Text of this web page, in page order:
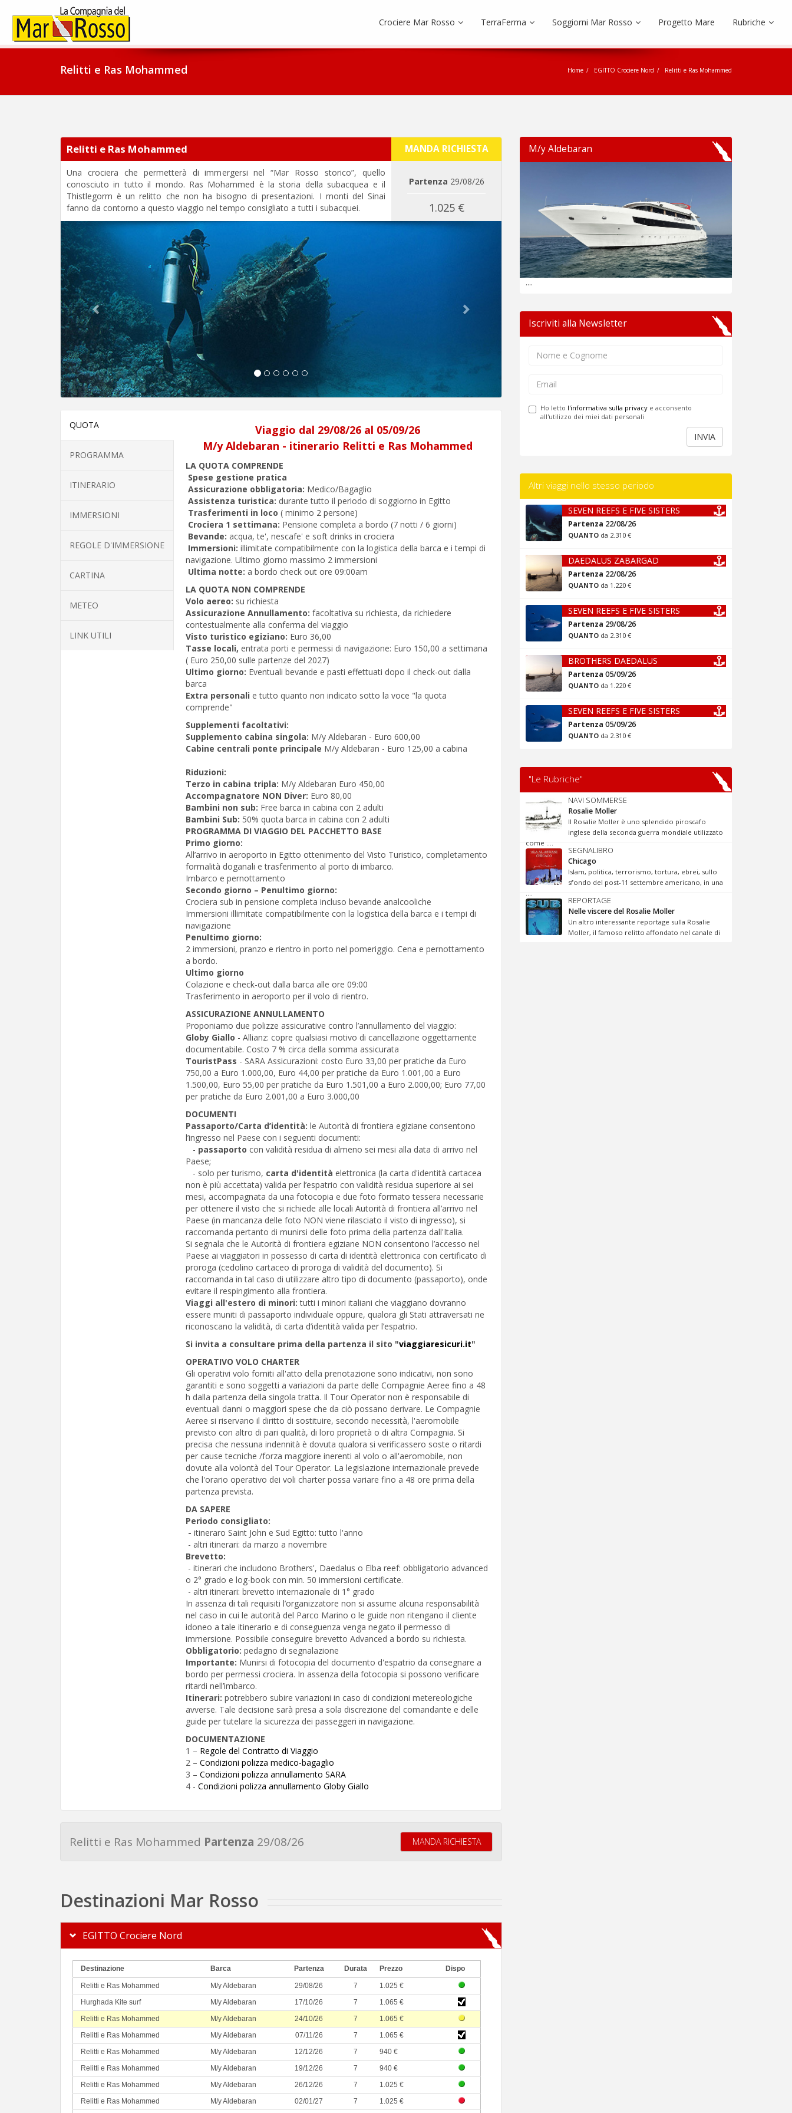
Crociere Mar Rosso TerraFerma Soggiorni Mar Rosso Progetto Mare Rubriche
Relitti e Ras Mohammed Home EGITTO Crociere Nord Relitti e Ras Mohammed
Relitti e Ras Mohammed
Una crociera che permetterà di immergersi nel “Mar Rosso storico”, quello
conosciuto in tutto il mondo. Ras Mohammed è la storia della subacquea e il
Thistlegorm è un relitto che non ha bisogno di presentazioni. I monti del Sinai
fanno da contorno a questo viaggio nel tempo consigliato a tutti i subacquei.
MANDA RICHIESTA
Partenza 29/08/26
1.025 €
Previous Next
QUOTA
PROGRAMMA
ITINERARIO
IMMERSIONI
REGOLE D'IMMERSIONE
CARTINA
METEO
LINK UTILI
Viaggio dal 29/08/26 al 05/09/26
M/y Aldebaran - itinerario Relitti e Ras Mohammed
LA QUOTA COMPRENDE
Spese gestione pratica
Assicurazione obbligatoria: Medico/Bagaglio
Assistenza turistica: durante tutto il periodo di soggiorno in Egitto
Trasferimenti in loco ( minimo 2 persone)
Crociera 1 settimana: Pensione completa a bordo (7 notti / 6 giorni)
Bevande: acqua, te', nescafe' e soft drinks in crociera
Immersioni: illimitate compatibilmente con la logistica della barca e i tempi di
navigazione. Ultimo giorno massimo 2 immersioni
Ultima notte: a bordo check out ore 09:00am
LA QUOTA NON COMPRENDE
Volo aereo: su richiesta
Assicurazione Annullamento: facoltativa su richiesta, da richiedere
contestualmente alla conferma del viaggio
Visto turistico egiziano: Euro 36,00
Tasse locali, entrata porti e permessi di navigazione: Euro 150,00 a settimana
( Euro 250,00 sulle partenze del 2027)
Ultimo giorno: Eventuali bevande e pasti effettuati dopo il check-out dalla
barca
Extra personali e tutto quanto non indicato sotto la voce "la quota
comprende"
Supplementi facoltativi:
Supplemento cabina singola: M/y Aldebaran - Euro 600,00
Cabine centrali ponte principale M/y Aldebaran - Euro 125,00 a cabina
Riduzioni:
Terzo in cabina tripla: M/y Aldebaran Euro 450,00
Accompagnatore NON Diver: Euro 80,00
Bambini non sub: Free barca in cabina con 2 adulti
Bambini Sub: 50% quota barca in cabina con 2 adulti
PROGRAMMA DI VIAGGIO DEL PACCHETTO BASE
Primo giorno:
All’arrivo in aeroporto in Egitto ottenimento del Visto Turistico, completamento
formalità doganali e trasferimento al porto di imbarco.
Imbarco e pernottamento
Secondo giorno – Penultimo giorno:
Crociera sub in pensione completa incluso bevande analcooliche
Immersioni illimitate compatibilmente con la logistica della barca e i tempi di
navigazione
Penultimo giorno:
2 immersioni, pranzo e rientro in porto nel pomeriggio. Cena e pernottamento
a bordo.
Ultimo giorno
Colazione e check-out dalla barca alle ore 09:00
Trasferimento in aeroporto per il volo di rientro.
ASSICURAZIONE ANNULLAMENTO
Proponiamo due polizze assicurative contro l’annullamento del viaggio:
Globy Giallo - Allianz: copre qualsiasi motivo di cancellazione oggettamente
documentabile. Costo 7 % circa della somma assicurata
TouristPass - SARA Assicurazioni: costo Euro 33,00 per pratiche da Euro
750,00 a Euro 1.000,00, Euro 44,00 per pratiche da Euro 1.001,00 a Euro
1.500,00, Euro 55,00 per pratiche da Euro 1.501,00 a Euro 2.000,00; Euro 77,00
per pratiche da Euro 2.001,00 a Euro 3.000,00
DOCUMENTI
Passaporto/Carta d’identità: le Autorità di frontiera egiziane consentono
l’ingresso nel Paese con i seguenti documenti:
- passaporto con validità residua di almeno sei mesi alla data di arrivo nel
Paese;
- solo per turismo, carta d'identità elettronica (la carta d'identità cartacea
non è più accettata) valida per l’espatrio con validità residua superiore ai sei
mesi, accompagnata da una fotocopia e due foto formato tessera necessarie
per ottenere il visto che si richiede alle locali Autorità di frontiera all’arrivo nel
Paese (in mancanza delle foto NON viene rilasciato il visto di ingresso), si
raccomanda pertanto di munirsi delle foto prima della partenza dall'Italia.
Si segnala che le Autorità di frontiera egiziane NON consentono l’accesso nel
Paese ai viaggiatori in possesso di carta di identità elettronica con certificato di
proroga (cedolino cartaceo di proroga di validità del documento). Si
raccomanda in tal caso di utilizzare altro tipo di documento (passaporto), onde
evitare il respingimento alla frontiera.
Viaggi all'estero di minori: tutti i minori italiani che viaggiano dovranno
essere muniti di passaporto individuale oppure, qualora gli Stati attraversati ne
riconoscano la validità, di carta d’identità valida per l’espatrio.
Si invita a consultare prima della partenza il sito "viaggiaresicuri.it"
OPERATIVO VOLO CHARTER
Gli operativi volo forniti all'atto della prenotazione sono indicativi, non sono
garantiti e sono soggetti a variazioni da parte delle Compagnie Aeree fino a 48
h dalla partenza della singola tratta. Il Tour Operator non è responsabile di
eventuali danni o maggiori spese che da ciò possano derivare. Le Compagnie
Aeree si riservano il diritto di sostituire, secondo necessità, l'aeromobile
previsto con altro di pari qualità, di loro proprietà o di altra Compagnia. Si
precisa che nessuna indennità è dovuta qualora si verificassero soste o ritardi
per cause tecniche /forza maggiore inerenti al volo o all'aeromobile, non
dovute alla volontà del Tour Operator. La legislazione internazionale prevede
che l'orario operativo dei voli charter possa variare fino a 48 ore prima della
partenza prevista.
DA SAPERE
Periodo consigliato:
- itineraro Saint John e Sud Egitto: tutto l'anno
- altri itinerari: da marzo a novembre
Brevetto:
- itinerari che includono Brothers', Daedalus o Elba reef: obbligatorio advanced
o 2° grado e log-book con min. 50 immersioni certificate.
- altri itinerari: brevetto internazionale di 1° grado
In assenza di tali requisiti l’organizzatore non si assume alcuna responsabilità
nel caso in cui le autorità del Parco Marino o le guide non ritengano il cliente
idoneo a tale itinerario e di conseguenza venga negato il permesso di
immersione. Possibile conseguire brevetto Advanced a bordo su richiesta.
Obbligatorio: pedagno di segnalazione
Importante: Munirsi di fotocopia del documento d'espatrio da consegnare a
bordo per permessi crociera. In assenza della fotocopia si possono verificare
ritardi nell’imbarco.
Itinerari: potrebbero subire variazioni in caso di condizioni metereologiche
avverse. Tale decisione sarà presa a sola discrezione del comandante e delle
guide per tutelare la sicurezza dei passeggeri in navigazione.
DOCUMENTAZIONE
1 – Regole del Contratto di Viaggio
2 – Condizioni polizza medico-bagaglio
3 – Condizioni polizza annullamento SARA
4 - Condizioni polizza annullamento Globy Giallo
Relitti e Ras Mohammed Partenza 29/08/26 MANDA RICHIESTA
Destinazioni Mar Rosso
EGITTO Crociere Nord
Destinazione Barca Partenza Durata Prezzo Dispo
Relitti e Ras Mohammed M/y Aldebaran 29/08/26 7
1.025 €
Hurghada Kite surf
M/y Aldebaran 17/10/26 7
1.065 €
Relitti e Ras Mohammed
M/y Aldebaran 24/10/26 7
1.065 €
Relitti e Ras Mohammed
M/y Aldebaran 07/11/26 7
1.065 €
Relitti e Ras Mohammed
M/y Aldebaran 12/12/26 7
940 €
Relitti e Ras Mohammed
M/y Aldebaran 19/12/26 7
940 €
Relitti e Ras Mohammed
M/y Aldebaran 26/12/26 7
1.025 €
Relitti e Ras Mohammed
M/y Aldebaran 02/01/27 7 1.025 €
M/y Aldebaran
....
Iscriviti alla Newsletter
Ho letto l'informativa sulla privacy e acconsento
all'utilizzo dei miei dati personali
INVIA
Altri viaggi nello stesso periodo
SEVEN REEFS E FIVE SISTERS
Partenza 22/08/26
QUANTO da 2.310 €
DAEDALUS ZABARGAD
Partenza 22/08/26
QUANTO da 1.220 €
SEVEN REEFS E FIVE SISTERS
Partenza 29/08/26
QUANTO da 2.310 €
BROTHERS DAEDALUS
Partenza 05/09/26
QUANTO da 1.220 €
SEVEN REEFS E FIVE SISTERS
Partenza 05/09/26
QUANTO da 2.310 €
"Le Rubriche"
NAVI SOMMERSE
Rosalie Moller
Il Rosalie Moller è uno splendido piroscafo
inglese della seconda guerra mondiale utilizzato
come ....
SEGNALIBRO
Chicago
Islam, politica, terrorismo, tortura, ebrei, sullo
sfondo del post-11 settembre americano, in una
REPORTAGE
Nelle viscere del Rosalie Moller
Un altro interessante reportage sulla Rosalie
Moller, il famoso relitto affondato nel canale di